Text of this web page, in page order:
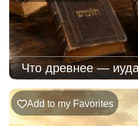
Что древнее —
Add to my Favorites